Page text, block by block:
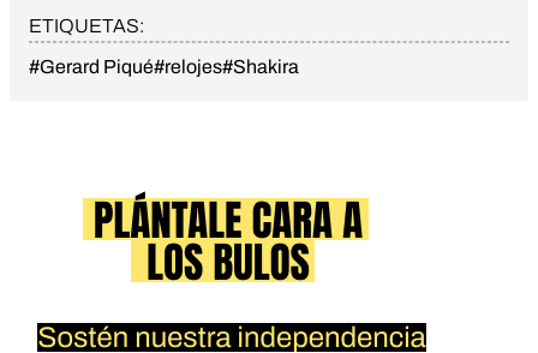
ETIQUETAS:
#Gerard Piqué#relojes#Shakira